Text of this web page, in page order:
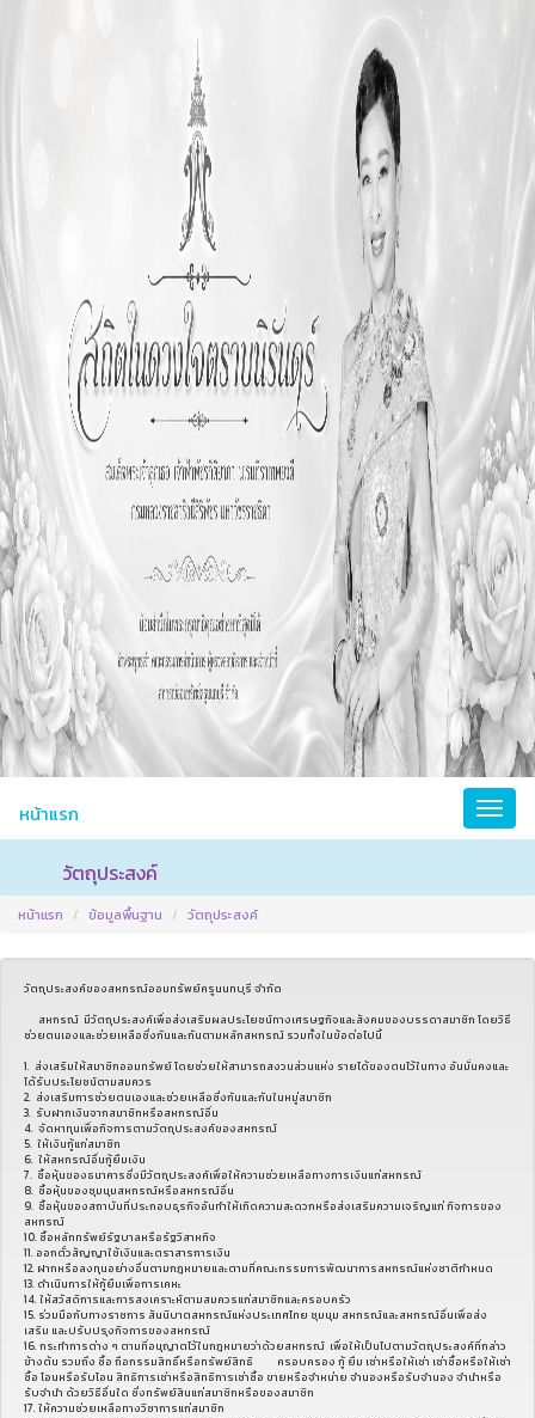
หน้าแรก
วัตถุประสงค์
หน้าแรก ข้อมูลพื้นฐาน วัตถุประสงค์
วัตถุประสงค์ของสหกรณ์ออมทรัพย์ครูนนทบุรี จำกัด
สหกรณ์ มีวัตถุประสงค์เพื่อส่งเสริมผลประโยชน์ทางเศรษฐกิจและสังคมของบรรดาสมาชิก โดยวิธี
ช่วยตนเองและช่วยเหลือซึ่งกันและกันตามหลักสหกรณ์ รวมทั้งในข้อต่อไปนี้
1. ส่งเสริมให้สมาชิกออมทรัพย์ โดยช่วยให้สามารถสงวนส่วนแห่ง รายได้ของตนไว้ในทาง อันมั่นคงและ
ได้รับประโยชน์ตามสมควร
2. ส่งเสริมการช่วยตนเองและช่วยเหลือซึ่งกันและกันในหมู่สมาชิก
3. รับฝากเงินจากสมาชิกหรือสหกรณ์อื่น
4. จัดหาทุนเพื่อกิจการตามวัตถุประสงค์ของสหกรณ์
5. ให้เงินกู้แก่สมาชิก
6. ให้สหกรณ์อื่นกู้ยืมเงิน
7. ซื้อหุ้นของธนาคารซึ่งมีวัตถุประสงค์เพื่อให้ความช่วยเหลือทางการเงินแก่สหกรณ์
8. ซื้อหุ้นของชุมนุมสหกรณ์หรือสหกรณ์อื่น
9. ซื้อหุ้นของสถาบันที่ประกอบธุรกิจอันทำให้เกิดความสะดวกหรือส่งเสริมความเจริญแก่ กิจการของ
สหกรณ์
10. ซื้อหลักทรัพย์รัฐบาลหรือรัฐวิสาหกิจ
11. ออกตั๋วสัญญาใช้เงินและตราสารการเงิน
12. ฝากหรือลงทุนอย่างอื่นตามกฎหมายและตามที่คณะกรรมการพัฒนาการสหกรณ์แห่งชาติกำหนด
13. ดำเนินการให้กู้ยืมเพื่อการเคหะ
14. ให้สวัสดิการและการสงเคราะห์ตามสมควรแก่สมาชิกและครอบครัว
15. ร่วมมือกับทางราชการ สันนิบาตสหกรณ์แห่งประเทศไทย ชุมนุม สหกรณ์และสหกรณ์อื่นเพื่อส่ง
เสริม และปรับปรุงกิจการของสหกรณ์
16. กระทำการต่าง ๆ ตามที่อนุญาตไว้ในกฎหมายว่าด้วยสหกรณ์ เพื่อให้เป็นไปตามวัตถุประสงค์ที่กล่าว
ข้างต้น รวมถึง ซื้อ ถือกรรมสิทธิ์หรือทรัพย์สิทธิ ครอบครอง กู้ ยืม เช่าหรือให้เช่า เช่าซื้อหรือให้เช่า
ซื้อ โอนหรือรับโอน สิทธิการเช่าหรือสิทธิการเช่าซื้อ ขายหรือจำหน่าย จำนองหรือรับจำนอง จำนำหรือ
รับจำนำ ด้วยวิธีอื่นใด ซึ่งทรัพย์สินแก่สมาชิกหรือของสมาชิก
17. ให้ความช่วยเหลือทางวิชาการแก่สมาชิก